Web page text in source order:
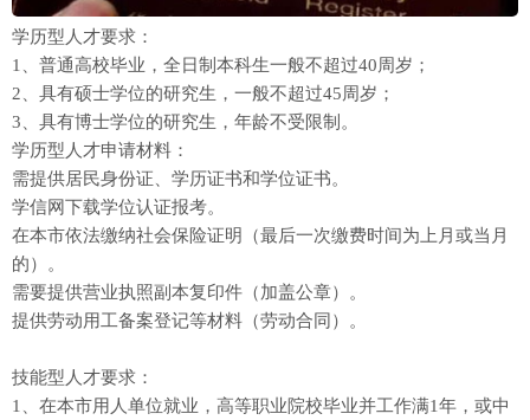
学历型人才要求：
1、普通高校毕业，全日制本科生一般不超过40周岁；
2、具有硕士学位的研究生，一般不超过45周岁；
3、具有博士学位的研究生，年龄不受限制。
学历型人才申请材料：
需提供居民身份证、学历证书和学位证书。
学信网下载学位认证报考。
在本市依法缴纳社会保险证明（最后一次缴费时间为上月或当月
的）。
需要提供营业执照副本复印件（加盖公章）。
提供劳动用工备案登记等材料（劳动合同）。
技能型人才要求：
1、在本市用人单位就业，高等职业院校毕业并工作满1年，或中